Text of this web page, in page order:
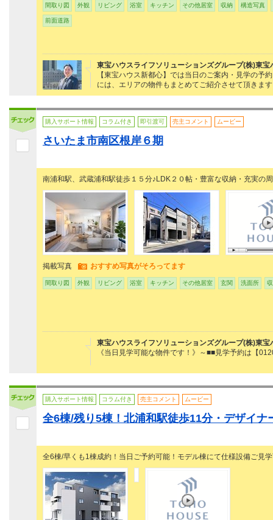
間取り図 外観 リビング 浴室 キッチン その他居室 収納 構造写真
前面道路
東宝ハウスライフソリューションズグループ(株)東宝
【東宝ハウス新都心】では当日のご案内・見学の
には、エリアの物件もまとめてご紹介させて頂きま
購入サポート情報 コラム付き 即引渡可 売主コメント ムービー
さいたま市南区根岸６期
南浦和駅、武蔵浦和駅徒歩１５分♪LDK２０帖・豊富な収納・充実の
掲載写真 おすすめ写真がそろってます
間取り図 外観 リビング 浴室 キッチン その他居室 玄関 洗面所
東宝ハウスライフソリューションズグループ(株)東宝
《当日見学可能な物件です！》～■■見学予約は【
購入サポート情報 コラム付き 売主コメント ムービー
全6棟/残り5棟！北浦和駅徒歩11分・デザイナ
全6棟/早くも1棟成約！当日ご予約可能！モデル棟にて仕様設備ご見